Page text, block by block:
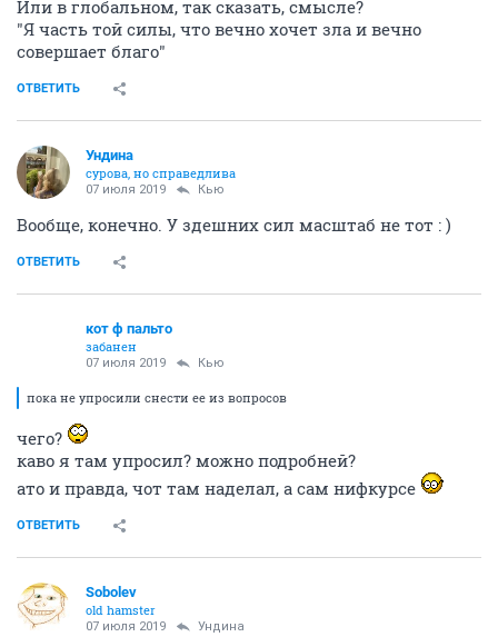
рублей за ведро цена ему
ОТВЕТИТЬ
СЕЙЧАС ЧИТАЮТ
Майдан, v2.0 (часть 2)
Расскажите про покупки
1000
сурова, но справедлива
07 июля 2019 кот ф пальто
Вы ведь прекрасно понимаете, что не вам эту тему
пока не упросили снести ее из вопросов и ответов как
свидетельство непорядочности своей подружки в
деле и своей в словах.
Что до меня, то просто зареклась иметь дело с
людьми вашего сорта, даже из желания дать